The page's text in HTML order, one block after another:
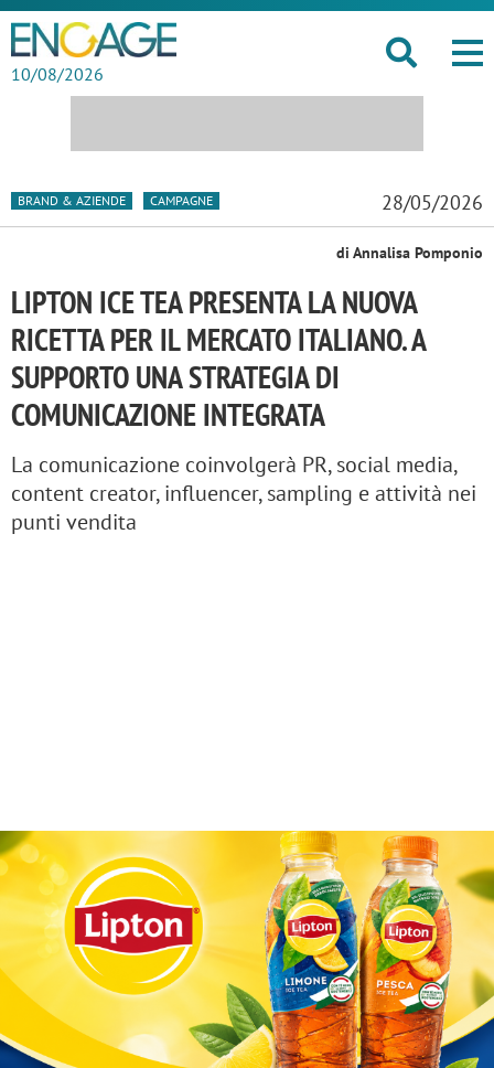
10/08/2026
BRAND & AZIENDE CAMPAGNE 28/05/2026
di Annalisa Pomponio
LIPTON ICE TEA PRESENTA LA NUOVA
RICETTA PER IL MERCATO ITALIANO. A
SUPPORTO UNA STRATEGIA DI
COMUNICAZIONE INTEGRATA
La comunicazione coinvolgerà PR, social media,
content creator, influencer, sampling e attività nei
punti vendita